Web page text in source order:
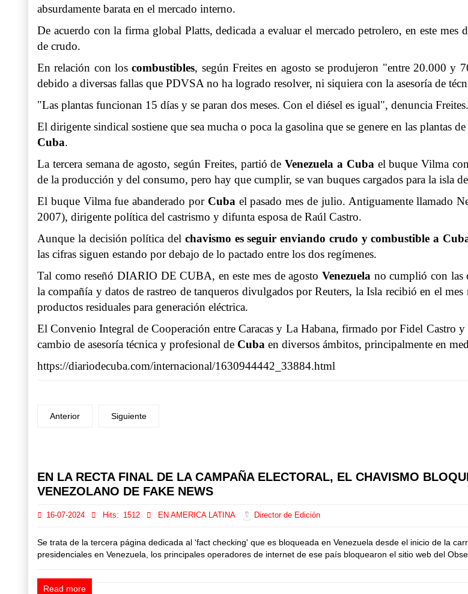
absurdamente barata en el mercado interno.
De acuerdo con la firma global Platts, dedicada a evaluar el mercado petrolero, en este mes
de crudo.
En relación con loscombustibles, según Freites en agosto se produjeron "entre 20.000 y
debido a diversas fallas que PDVSA no ha logrado resolver, ni siquiera con la asesoría de
"Las plantas funcionan 15 días y se paran dos meses. Con el diésel es igual", denuncia Freites.
El dirigente sindical sostiene que sea mucha o poca la gasolina que se genere en las plantas
Cuba.
La tercera semana de agosto, según Freites, partió deVenezuela a Cuba el buque Vilma
de la producción y del consumo, pero hay que cumplir, se van buques cargados para la isla
El buque Vilma fue abanderado por Cuba el pasado mes de julio. Antiguamente llamado
2007), dirigente política del castrismo y difunta esposa de Raúl Castro.
Aunque la decisión política del chavismo es seguir enviando crudo y combustible a
las cifras siguen estando por debajo de lo pactado entre los dos regímenes.
Tal como reseñó DIARIO DE CUBA, en este mes de agostoVenezuela no cumplió con las
la compañía y datos de rastreo de tanqueros divulgados por Reuters, la Isla recibió en el
productos residuales para generación eléctrica.
El Convenio Integral de Cooperación entre Caracas y La Habana, firmado por Fidel Castro
cambio de asesoría técnica y profesional de Cuba en diversos ámbitos, principalmente en
https://diariodecuba.com/internacional/1630944442_33884.html
Anterior Siguiente
EN LA RECTA FINAL DE LA CAMPAÑA ELECTORAL, EL CHAVISMO
VENEZOLANO DE FAKE NEWS
16-07-2024 Hits: 1512 EN AMERICA LATINA Director de Edición
Se trata de la tercera página dedicada al 'fact checking' que es bloqueada en Venezuela desde el inicio de la
presidenciales en Venezuela, los principales operadores de internet de ese país bloquearon el sitio web del
Read more